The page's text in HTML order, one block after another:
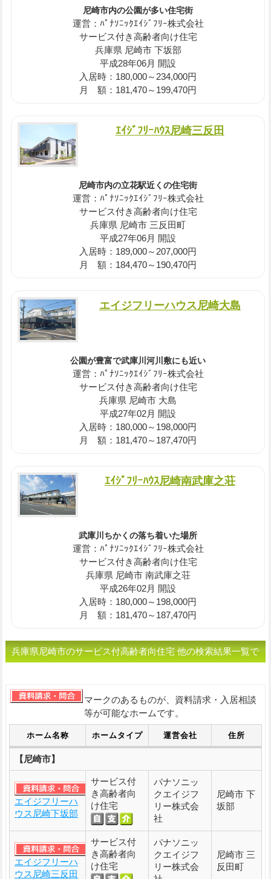
尼崎市内の公園が多い住宅街
運営：ﾊﾟﾅｿﾆｯｸｴｲｼﾞﾌﾘｰ株式会社
サービス付き高齢者向け住宅
兵庫県 尼崎市 下坂部
平成28年06月 開設
入居時：180,000～234,000円
月 額：181,470～199,470円
ｴｲｼﾞﾌﾘｰﾊｳｽ尼崎三反田
尼崎市内の立花駅近くの住宅街
運営：ﾊﾟﾅｿﾆｯｸｴｲｼﾞﾌﾘｰ株式会社
サービス付き高齢者向け住宅
兵庫県 尼崎市 三反田町
平成27年06月 開設
入居時：189,000～207,000円
月 額：184,470～190,470円
エイジフリーハウス尼崎大島
公園が豊富で武庫川河川敷にも近い
運営：ﾊﾟﾅｿﾆｯｸｴｲｼﾞﾌﾘｰ株式会社
サービス付き高齢者向け住宅
兵庫県 尼崎市 大島
平成27年02月 開設
入居時：180,000～198,000円
月 額：181,470～187,470円
ｴｲｼﾞﾌﾘｰﾊｳｽ尼崎南武庫之荘
武庫川ちかくの落ち着いた場所
運営：ﾊﾟﾅｿﾆｯｸｴｲｼﾞﾌﾘｰ株式会社
サービス付き高齢者向け住宅
兵庫県 尼崎市 南武庫之荘
平成26年02月 開設
入居時：180,000～198,000円
月 額：181,470～187,470円
兵庫県尼崎市のサービス付高齢者向住宅 他の検索結果一覧で
マークのあるものが、資料請求・入居相談
等が可能なホームです。
ホーム名称 ホームタイプ 運営会社 住所
【尼崎市】
エイジフリーハ
ウス尼崎下坂部
サービス付
き高齢者向
け住宅
パナソニッ
クエイジフ
リー株式会
社
尼崎市 下
坂部
エイジフリーハ
ウス尼崎三反田
サービス付
き高齢者向
け住宅
パナソニッ
クエイジフ
リー株式会
尼崎市 三
反田町